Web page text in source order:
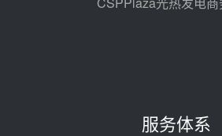
锅中标格尔木
服务体系